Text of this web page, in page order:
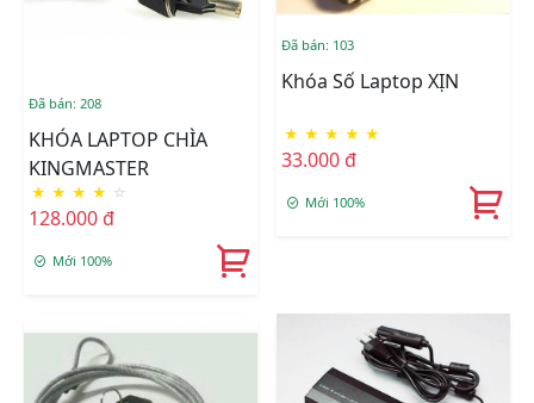
Đã bán: 208
KHÓA LAPTOP CHÌA
KINGMASTER
★ ★ ★ ★ ☆
128.000 đ
Mới 100%
Đã bán: 103
Khóa Số Laptop XỊN
★ ★ ★ ★ ★
33.000 đ
Mới 100%